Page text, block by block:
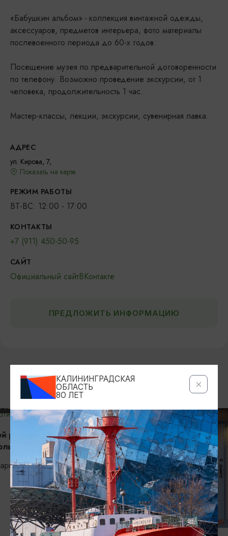
«Бабушкин альбом» - коллекция винтажной одежды,
аксессуаров, предметов интерьера, фото материалы
послевоенного периода до 60-х годов.
Посещение музея по предварительной договоренности
по телефону. Возможно проведение экскурсии, от 1
человека, продолжительность 1 час.
Мастер-классы, лекции, экскурсии, сувенирная лавка.
АДРЕС
ул. Кирова, 7,
Показать на карте
РЕЖИМ РАБОТЫ
ВТ-ВС: 12:00 - 17:00
КОНТАКТЫ
+7 (911) 450-50-95
САЙТ
Официальный сайтВКонтакте
ПРЕДЛОЖИТЬ ИНФОРМАЦИЮ
ДРУГИЕ МЕСТА
МУЗЕИ МУЗЕИ
КАЛИНИНГРАДСКАЯ
ОБЛАСТЬ
80 ЛЕТ